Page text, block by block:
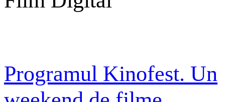
Programul Kinofest. Un